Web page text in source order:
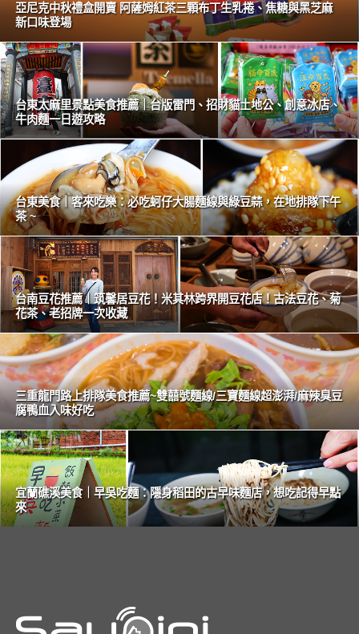
亞尼克中秋禮盒開賣 阿薩姆紅茶三顆布丁生乳捲、焦糖與黑芝麻
新口味登場
台東太麻里景點美食推薦｜台版雷門、招財貓土地公、創意冰店、
牛肉麵一日遊攻略
台東美食｜客來吃樂：必吃蚵仔大腸麵線與綠豆蒜，在地排隊下午
茶 ~
台南豆花推薦｜筑馨居豆花！米其林跨界開豆花店！古法豆花、菊
花茶、老招牌一次收藏
三重龍門路上排隊美食推薦~雙囍號麵線/三寶麵線超澎湃/麻辣臭豆
腐鴨血入味好吃
宜蘭礁溪美食｜早吳吃麵：隱身稻田的古早味麵店，想吃記得早點
來